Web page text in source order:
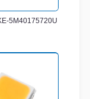
5M40175720U